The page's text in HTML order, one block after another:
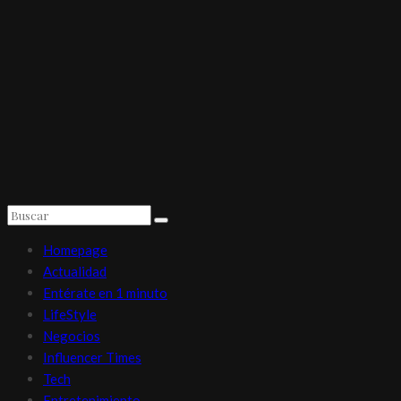
Homepage
Actualidad
Entérate en 1 minuto
LifeStyle
Negocios
Influencer Times
Tech